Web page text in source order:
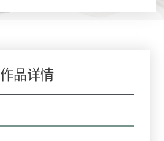
作品详情